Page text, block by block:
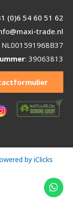
(0)6 54 60 51 62
trade.nl
NL001591968B37
: 39063813
by iClicks